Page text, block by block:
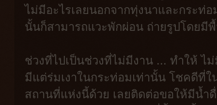
ไม่มีอะไรเลยนอกจากทุ่งนาและกระท่
นั้นก็สามารถแวะพักผ่อน ถ่ายรูปโดยมี
ช่วงที่ไปเป็นช่วงที่ไม่มีงาน ... ทำให้
มีแต่ร่มเงาในกระท่อมเท่านั้น โชคดีที่
สถานที่แห่งนี้ด้วย เลยติดต่อขอให้มีน้ำ